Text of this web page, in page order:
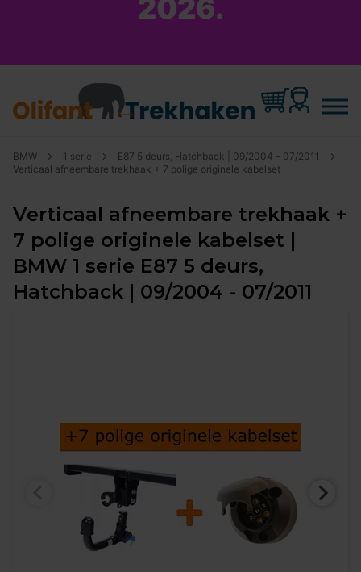
2026.
BMW 1 serie
E87 5 deurs, Hatchback | 09/2004 - 07/2011
Verticaal afneembare trekhaak + 7 polige originele kabelset
Verticaal afneembare trekhaak +
7 polige originele kabelset |
BMW 1 serie E87 5 deurs,
Hatchback | 09/2004 - 07/2011